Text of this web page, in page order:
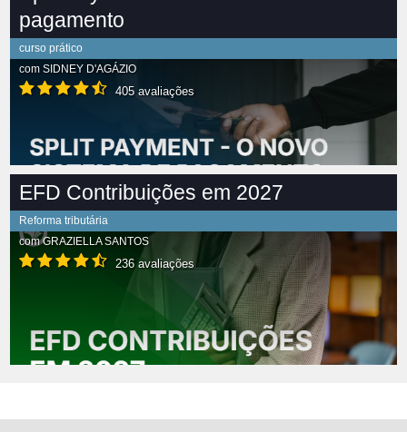
pagamento
curso prático
com SIDNEY D'AGÁZIO
405 avaliações
EFD Contribuições em 2027
Reforma tributária
comGRAZIELLA SANTOS
236 avaliações